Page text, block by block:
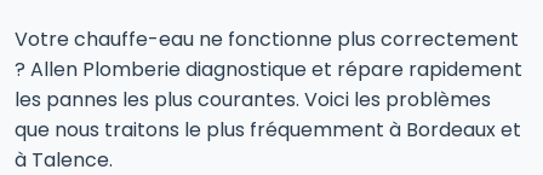
Votre chauffe-eau ne fonctionne plus correctement
? Allen Plomberie diagnostique et répare rapidement
les pannes les plus courantes. Voici les problèmes
que nous traitons le plus fréquemment à Bordeaux et
à Talence.